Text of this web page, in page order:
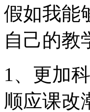
假如我能
自己的教
1、更加
顺应课改